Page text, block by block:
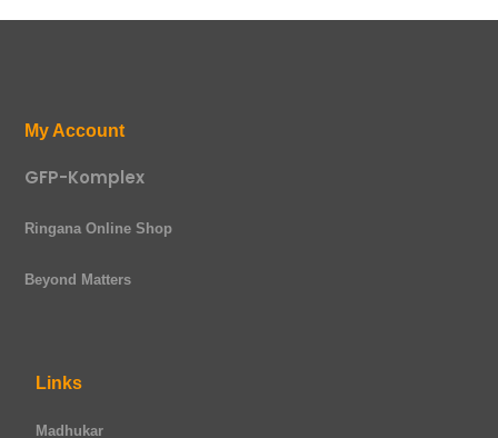
My Account
GFP-Komplex
Ringana Online Shop
Beyond Matters
Links
Madhukar